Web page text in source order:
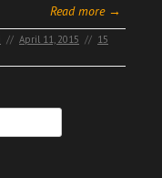
Read more →
// April 11, 2015 // 15